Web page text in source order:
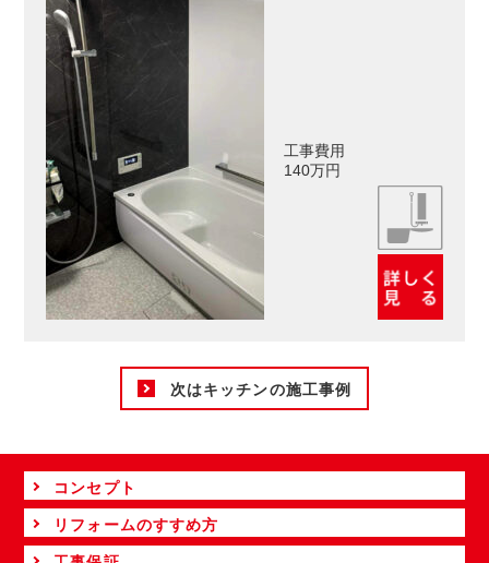
工事費用
140万円
次はキッチンの施工事例
コンセプト
リフォームのすすめ方